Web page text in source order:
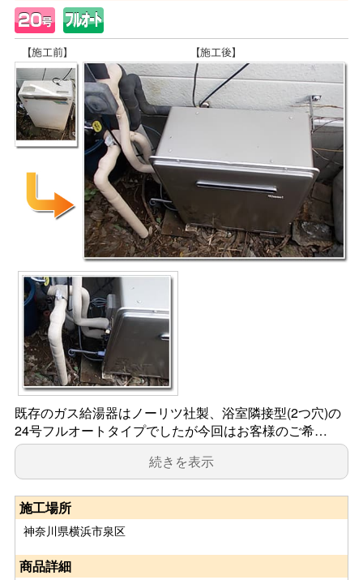
既存のガス給湯器はノーリツ社製、浴室隣接型(2つ穴)の
24号フルオートタイプでしたが今回はお客様のご希…
続きを表示
施工場所
神奈川県横浜市泉区
商品詳細